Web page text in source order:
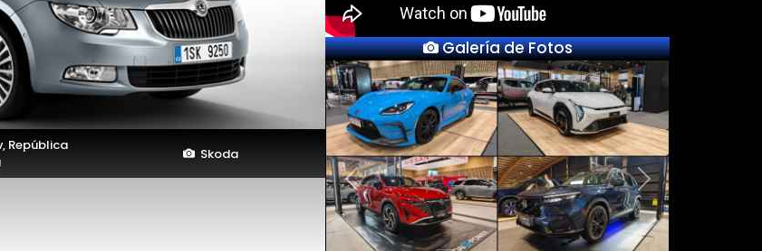
República
Skoda
Galería de Fotos
Previous Next